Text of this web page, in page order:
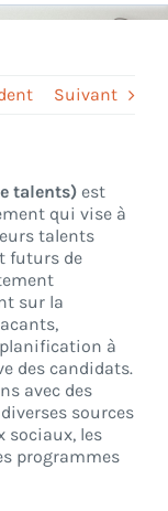
Suivant
talents) est
qui vise à
talents
futurs de
sur la
à
des candidats.
avec des
sources
sociaux, les
programmes